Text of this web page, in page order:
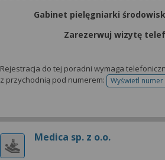
Gabinet pielęgniarki
Zarezerwuj wizytę
Rejestracja do tej poradni wymaga
z przychodnią pod numerem:
Wyświetl numer
telefonu
Medica sp. z o.o.